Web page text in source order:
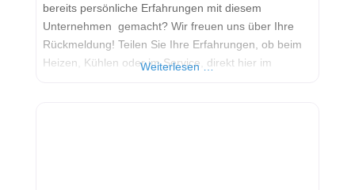
bereits persönliche Erfahrungen mit diesem
Unternehmen gemacht? Wir freuen uns über Ihre
Rückmeldung! Teilen Sie Ihre Erfahrungen, ob beim
Heizen, Kühlen oder im Service, direkt hier im
Weiterlesen …